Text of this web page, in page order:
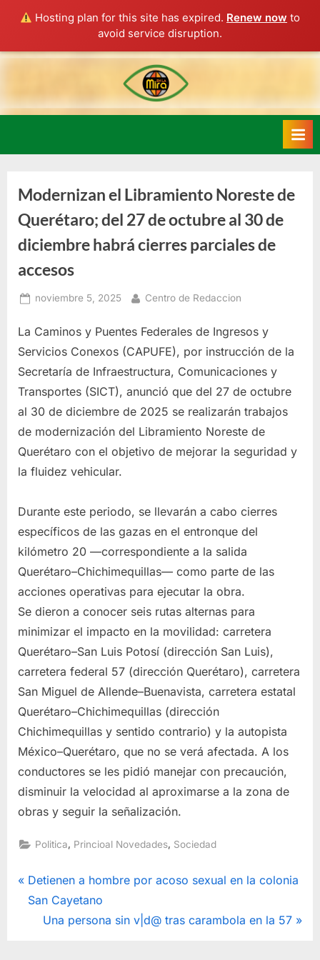
Hosting plan for this site has expired. Renew now to
avoid service disruption.
Skip
content
Modernizan el Libramiento Noreste de
Querétaro; del 27 de octubre al 30 de
diciembre habrá cierres parciales de
accesos
Posted
noviembre 5, 2025 By
Centro de Redaccion
La Caminos y Puentes Federales de Ingresos y
Servicios Conexos (CAPUFE), por instrucción de la
Secretaría de Infraestructura, Comunicaciones y
Transportes (SICT), anunció que del 27 de octubre
al 30 de diciembre de 2025 se realizarán trabajos
de modernización del Libramiento Noreste de
Querétaro con el objetivo de mejorar la seguridad y
la fluidez vehicular.
Durante este periodo, se llevarán a cabo cierres
específicos de las gazas en el entronque del
kilómetro 20 —correspondiente a la salida
Querétaro–Chichimequillas— como parte de las
acciones operativas para ejecutar la obra.
Se dieron a conocer seis rutas alternas para
minimizar el impacto en la movilidad: carretera
Querétaro–San Luis Potosí (dirección San Luis),
carretera federal 57 (dirección Querétaro), carretera
San Miguel de Allende–Buenavista, carretera estatal
Querétaro–Chichimequillas (dirección
Chichimequillas y sentido contrario) y la autopista
México–Querétaro, que no se verá afectada. A los
conductores se les pidió manejar con precaución,
disminuir la velocidad al aproximarse a la zona de
obras y seguir la señalización.
Politica Princioal Novedades Sociedad
Navegación
P
r
Detienen a hombre por acoso sexual en la colonia
San Cayetano
N
Una persona sin v|d@ tras carambola en la 57